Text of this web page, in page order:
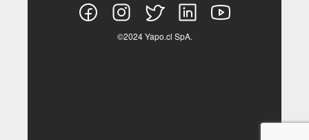
©2024 Yapo.cl SpA.